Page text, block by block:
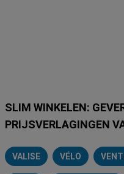
SLIM WINKELEN:
PRIJSVERLAGINGEN
VALISE VÉLO